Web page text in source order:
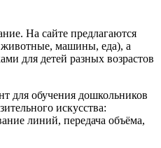
На сайте предлагаются
машины, еда), а
для детей разных возрастов
для обучения дошкольников
искусства:
линий, передача объёма,